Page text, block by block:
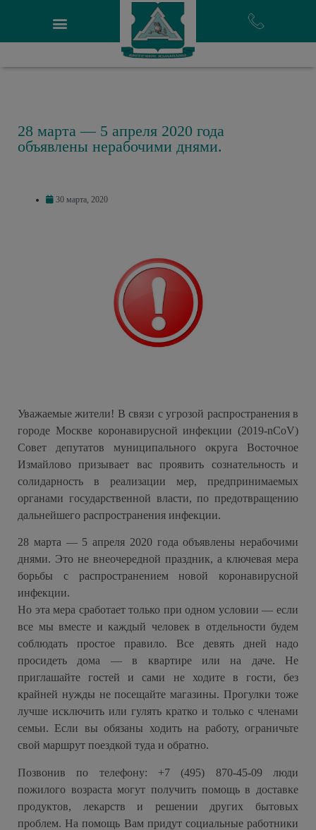
28 марта — 5 апреля 2020 года
объявлены нерабочими днями.
30 марта, 2020
Уважаемые жители! В связи с угрозой распространения в
городе Москве коронавирусной инфекции (2019-nCoV)
Совет депутатов муниципального округа Восточное
Измайлово призывает вас проявить сознательность и
солидарность в реализации мер, предпринимаемых
органами государственной власти, по предотвращению
дальнейшего распространения инфекции.
28 марта — 5 апреля 2020 года объявлены нерабочими
днями. Это не внеочередной праздник, а ключевая мера
борьбы с распространением новой коронавирусной
инфекции.
Но эта мера сработает только при одном условии — если
все мы вместе и каждый человек в отдельности будем
соблюдать простое правило. Все девять дней надо
просидеть дома — в квартире или на даче. Не
приглашайте гостей и сами не ходите в гости, без
крайней нужды не посещайте магазины. Прогулки тоже
лучше исключить или гулять кратко и только с членами
семьи. Если вы обязаны ходить на работу, ограничьте
свой маршрут поездкой туда и обратно.
Позвонив по телефону: +7 (495) 870-45-09 люди
пожилого возраста могут получить помощь в доставке
продуктов, лекарств и решении других бытовых
проблем. На помощь Вам придут социальные работники